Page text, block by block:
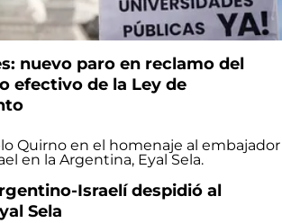
nuevo paro en reclamo del
efectivo de la Ley de
Israelí despidió al
Sela